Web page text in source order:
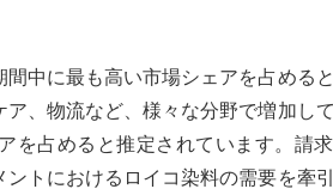
中に最も高い市場シェアを占める
、物流など、様々な分野で増加し
を占めると推定されています。請
トにおけるロイコ染料の需要を牽